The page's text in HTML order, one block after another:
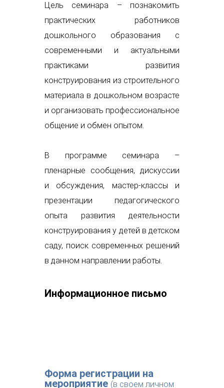
Цель семинара – познакомить
практических работников
дошкольного образования с
современными и актуальными
практиками развития
конструирования из строительного
материала в дошкольном возрасте
и организовать профессиональное
общение и обмен опытом.
В программе семинара –
пленарные сообщения, дискуссии
и обсуждения, мастер-классы и
презентации педагогического
опыта развития деятельности
конструирования у детей в детском
саду, поиск современных решений
в данном направлении работы.
Информационное письмо
Форма регистрации на
мероприятие (в своем личном